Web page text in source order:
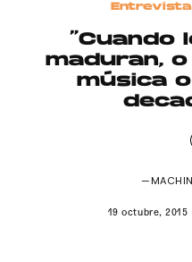
© 2015-2022 UMOMAG.
“Cuando
maduran,
música
19 octubre, 2015